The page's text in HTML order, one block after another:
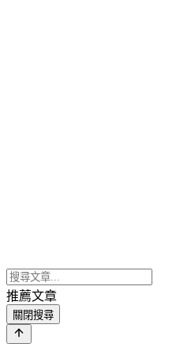
推薦文章
關閉搜尋